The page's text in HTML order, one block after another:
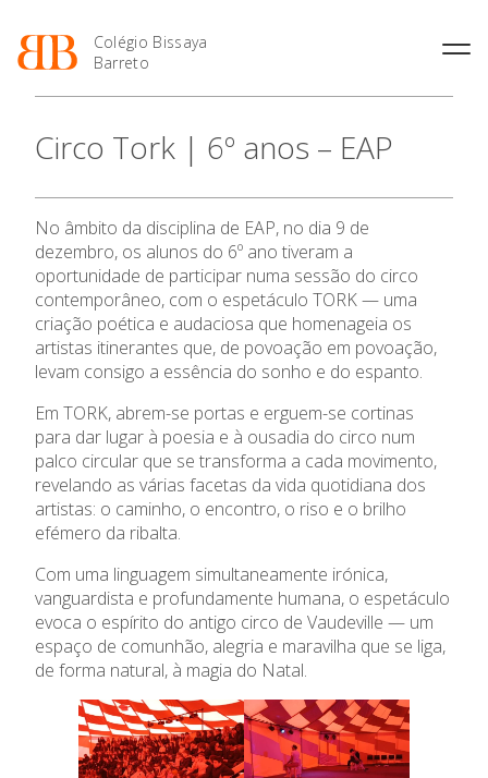
Colégio Bissaya
Barreto
O Colégio
Projeto Educativo
Colaboradores Docentes
Colaboradores Não
Docentes
Instalações
Ofertas de emprego
Regulamentos
Privacidade
Oferta Formativa
Enriquecimento Curricular
Serviços
Sala de Estudo
Atividades de Interrupção
Letiva
Academia de Línguas
Ensino Profissional
Profissionais
Curso de Técnico de
Termalismo
Curso de Técnico/a de Apoio
à Família e à Comunidade
Ofertas de Emprego
Ano Letivo
2027
Portal do Aluno/Encarregado
de Educação
SIGE
Secretariado de Exames
Admissão
Informações
APEE
Notícias
Circo Tork | 6º anos – EAP
No âmbito da disciplina de EAP, no dia 9 de
dezembro, os alunos do 6º ano tiveram a
oportunidade de participar numa sessão do circo
contemporâneo, com o espetáculo TORK — uma
criação poética e audaciosa que homenageia os
artistas itinerantes que, de povoação em povoação,
levam consigo a essência do sonho e do espanto.
Em TORK, abrem-se portas e erguem-se cortinas
para dar lugar à poesia e à ousadia do circo num
palco circular que se transforma a cada movimento,
revelando as várias facetas da vida quotidiana dos
artistas: o caminho, o encontro, o riso e o brilho
efémero da ribalta.
Com uma linguagem simultaneamente irónica,
vanguardista e profundamente humana, o espetáculo
evoca o espírito do antigo circo de Vaudeville — um
espaço de comunhão, alegria e maravilha que se liga,
de forma natural, à magia do Natal.